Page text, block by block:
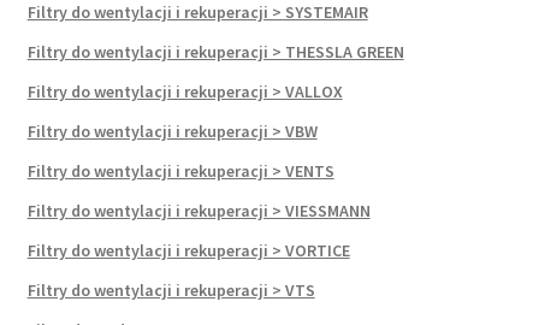
Filtry do wentylacji i rekuperacji > SYSTEMAIR
Filtry do wentylacji i rekuperacji > THESSLA GREEN
Filtry do wentylacji i rekuperacji > VALLOX
Filtry do wentylacji i rekuperacji > VBW
Filtry do wentylacji i rekuperacji > VENTS
Filtry do wentylacji i rekuperacji > VIESSMANN
Filtry do wentylacji i rekuperacji > VORTICE
Filtry do wentylacji i rekuperacji > VTS